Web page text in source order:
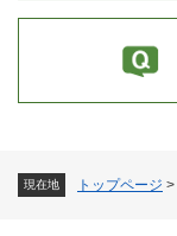
現在地 トップページ >